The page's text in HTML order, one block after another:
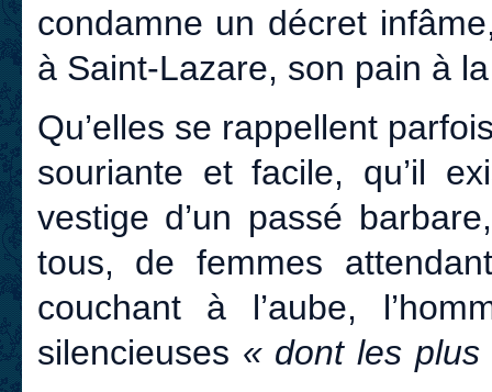
condamne un décret
à Saint-Lazare, son pain à
Qu’elles se rappellent
souriante et facile, qu’il
vestige d’un passé
tous, de femmes
couchant à l’aube,
silencieuses « dont les plus